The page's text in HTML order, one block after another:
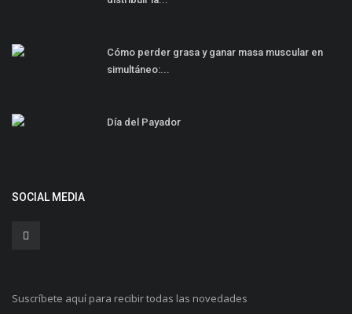
Cómo perder grasa y ganar masa muscular en
simultáneo:...
Día del Payador
SOCIAL MEDIA
Suscríbete aquí para recibir todas las novedades